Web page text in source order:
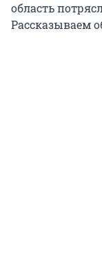
область
Рассказываем